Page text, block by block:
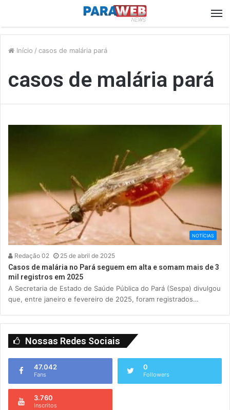
Início / casos de malária pará
casos de malária pará
NOTÍCIAS
Redação 02 25 de abril de 2025
Casos de malária no Pará seguem em alta e somam mais de 3
mil registros em 2025
A Secretaria de Estado de Saúde Pública do Pará (Sespa) divulgou
que, entre janeiro e fevereiro de 2025, foram registrados…
Nossas Redes Sociais
47.042
Fans
0
Followers
3.760
Inscritos